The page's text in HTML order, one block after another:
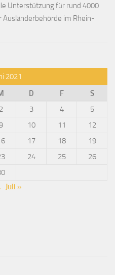
Unterstützung für rund 4000
im Rhein-
2021
D F
S
2 3 4
5
10 11
12
17 18
19
24 25
26
Juli »